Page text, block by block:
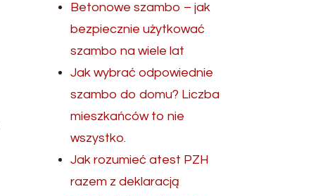
Betonowe szambo – jak
bezpiecznie użytkować
szambo na wiele lat
Jak wybrać odpowiednie
szambo do domu? Liczba
mieszkańców to nie
wszystko.
Jak rozumieć atest PZH
razem z deklaracją